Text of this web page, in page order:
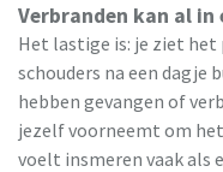
Verbranden kan al
Het lastige is: je ziet het
schouders na een dagje
hebben gevangen of
jezelf voorneemt om
voelt insmeren vaak als